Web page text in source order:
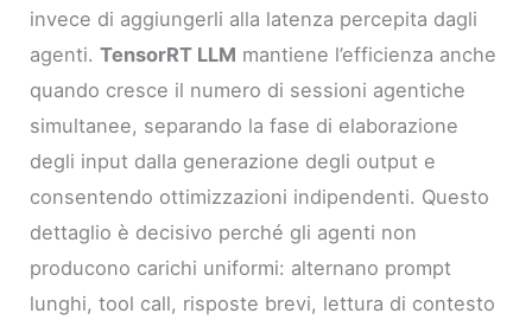
invece di aggiungerli alla latenza percepita dagli
agenti.TensorRT LLM mantiene l’efficienza anche
quando cresce il numero di sessioni agentiche
simultanee, separando la fase di elaborazione
degli input dalla generazione degli output e
consentendo ottimizzazioni indipendenti. Questo
dettaglio è decisivo perché gli agenti non
producono carichi uniformi: alternano prompt
lunghi, tool call, risposte brevi, lettura di contesto